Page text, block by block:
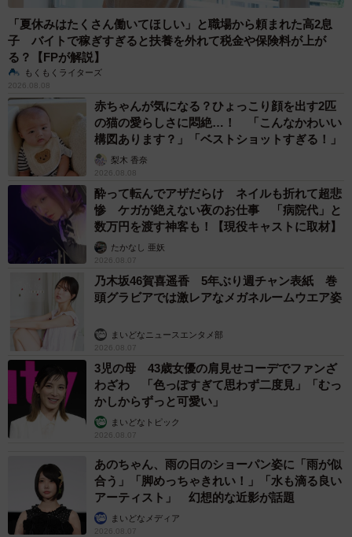
6/24
麻酔から目覚めたら、すでに術後だった (C)青木光恵
そして、手術の翌日、いつの間にかT字帯を履いていた青木
さんのもとに看護師がやってきて、昨日履いてた下着を返
却されます。青木さんとしては「持っている下着の中でも
シャキッとしたもの」を履いていたつもりでしたが、外で
「夏休みはたくさん働いてほしい」と職場から頼まれた高2息
子 バイトで稼ぎすぎると扶養を外れて税金や保険料が上が
る？【FPが解説】
もくもくライターズ
2026.08.08
赤ちゃんが気になる？ひょっこり顔を出す2匹
の猫の愛らしさに悶絶…！ 「こんなかわいい
構図あります？」「ベストショットすぎる！」
梨木 香奈
2026.08.08
酔って転んでアザだらけ ネイルも折れて超悲
惨 ケガが絶えない夜のお仕事 「病院代」と
数万円を渡す神客も！【現役キャストに取材】
たかなし 亜妖
2026.08.07
乃木坂46賀喜遥香 5年ぶり週チャン表紙 巻
頭グラビアでは激レアなメガネルームウエア姿
まいどなニュースエンタメ部
2026.08.07
3児の母 43歳女優の肩見せコーデでファンざ
わざわ 「色っぽすぎて思わず二度見」「むっ
かしからずっと可愛い」
まいどなトピック
2026.08.07
あのちゃん、雨の日のショーパン姿に「雨が似
合う」「脚めっちゃきれい！」「水も滴る良い
アーティスト」 幻想的な近影が話題
まいどなメディア
2026.08.07